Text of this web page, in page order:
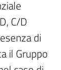
C/D
di
il Gruppo